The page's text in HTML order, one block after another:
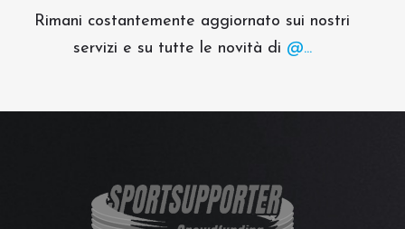
Rimani costantemente aggiornato sui nostri
servizi e su tutte le novità di @...